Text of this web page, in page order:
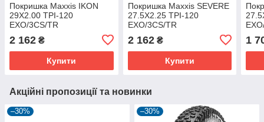
Покришка Maxxis IKON
29X2.00 TPI-120
EXO/3CS/TR
2 162 ₴
Купити
Покришка Maxxis SEVERE
27.5X2.25 TPI-120
EXO/3CS/TR
2 162₴
Купити
1
Акційні пропозиції та новинки
–30% –30%